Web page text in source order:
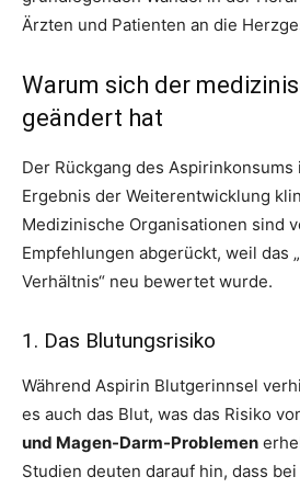
Ärzten und Patienten an die
Warum sich der
geändert hat
Der Rückgang des
Ergebnis der Weiterentwicklung
Medizinische Organisationen sind
Empfehlungen abgerückt, weil das
Verhältnis“ neu bewertet wurde.
1. Das Blutungsrisiko
Während Aspirin Blutgerinnsel
es auch das Blut, was das Risiko
und Magen-Darm-Problemen
Studien deuten darauf hin, dass